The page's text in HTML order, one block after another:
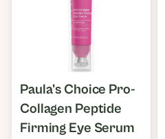
Paula's Choice Pro-
Collagen Peptide
Firming Eye Serum